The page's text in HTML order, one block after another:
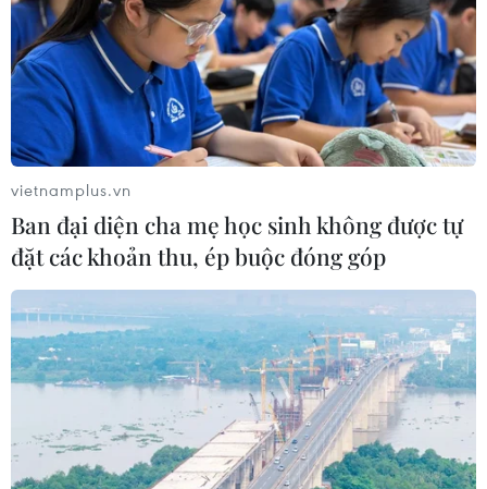
#Bán vé AFF Cup
#AFF Suzuki Cup
#Chung kết Việt Nam Malaysia
#Trụ sở VFF
#Trèo rào vào trụ sở VFF
#Tin tức
#VietnamPlus
TP. Hà Nội
Theo dõi VietnamPlus
TIN LIÊN QUAN
vietnamplus.vn
Ban đại diện cha mẹ học sinh không được tự
đặt các khoản thu, ép buộc đóng góp